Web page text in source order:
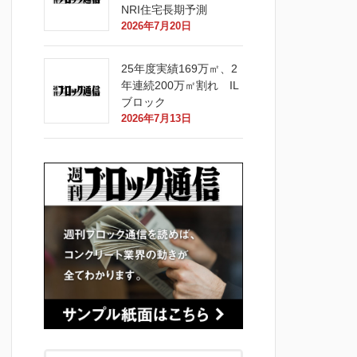
NRI住宅長期予測
2026年7月20日
25年度実績169万㎡、2
年連続200万㎡割れ IL
ブロック
2026年7月13日